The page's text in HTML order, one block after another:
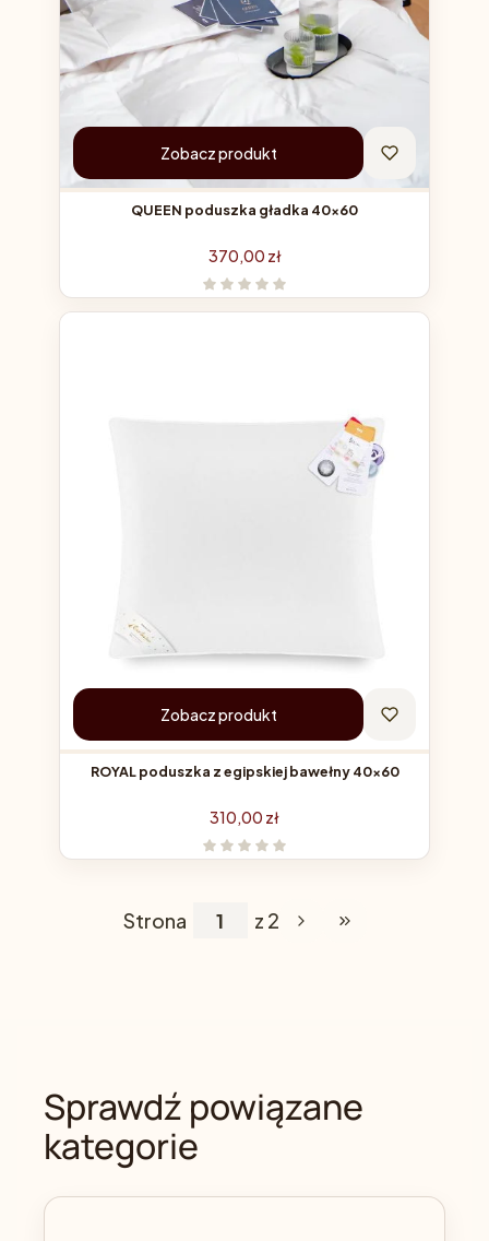
Zobacz produkt
QUEEN poduszka gładka 40x60
Cena
370,00 zł
Zobacz produkt
ROYAL poduszka z egipskiej bawełny 40x60
Cena
310,00 zł
Strona z 2 Przejdź do
Sprawdź powiązane
kategorie